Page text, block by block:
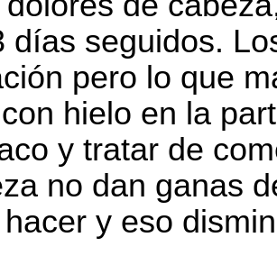
días seguidos.
pero lo que
hielo en la
y tratar de
no dan ganas
y eso